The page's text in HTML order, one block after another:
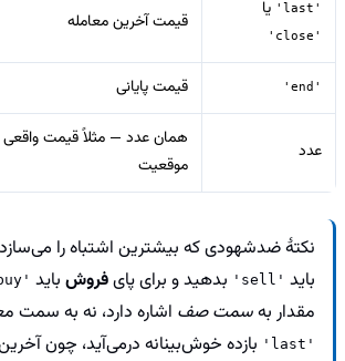
'last' یا
'close'
قیمت آخرین معامله
'end' قیمت پایانی
عدد
همان عدد — مثلاً قیمت واقعی
موقعیت
نکتهٔ ضدشهودی که بیشترین اشتباه را
باید 'sell' بدهید و برای پایفروش باید
مقدار بهسمت صف اشاره دارد، نه به سمت
'last' بازده خوش‌بینانه درمی‌آید، چون